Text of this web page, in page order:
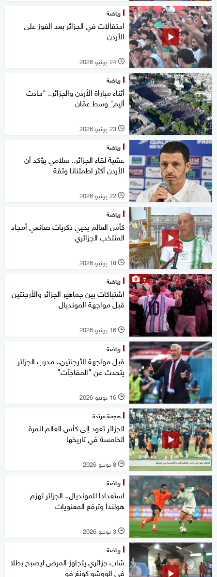
رياضة
احتفالات في الجزائر بعد الفوز على
الأردن
l 24 يونيو 2026
رياضة
أثناء مباراة الأردن والجزائر.. "حادث
أليم" وسط عمّان
l 23 يونيو 2026
رياضة
عشية لقاء الجزائر.. سلامي يؤكد أن
الأردن أكثر اطمئنانا وثقة
l 22 يونيو 2026
رياضة
كأس العالم يحيي ذكريات صانعي أمجاد
المنتخب الجزائري
l 18 يونيو 2026
7 رياضة
اشتباكات بين جماهير الجزائر والأرجنتين
قبل مواجهة المونديال
l 16 يونيو 2026
رياضة
قبل مواجهة الأرجنتين.. مدرب الجزائر
يتحدث عن "المفاجآت"
l 16 يونيو 2026
هجمة مرتدة
الجزائر تعود إلى كأس العالم للمرة
الخامسة في تاريخها
l 8 يونيو 2026
رياضة
استعدادا للمونديال.. الجزائر تهزم
هولندا وترفع المعنويات
l 3 يونيو 2026
رياضة
شاب جزائري يتجاوز المرض ليصبح بطلا
في الووشو كونغ فو